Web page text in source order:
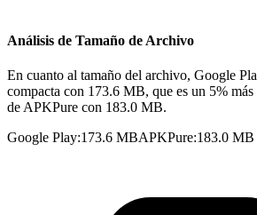
Análisis de Tamaño de Archivo
En cuanto al tamaño del archivo, Google
compacta con 173.6 MB, que es un 5%
de APKPure con 183.0 MB.
Google Play:173.6 MBAPKPure:183.0 MB